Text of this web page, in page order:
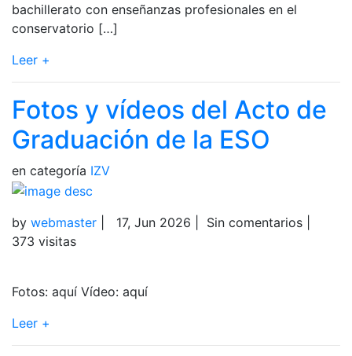
bachillerato con enseñanzas profesionales en el
conservatorio […]
Leer +
Fotos y vídeos del Acto de
Graduación de la ESO
en categoría IZV
by webmaster 17, Jun 2026 Sin comentarios
373 visitas
Fotos: aquí Vídeo: aquí
Leer +